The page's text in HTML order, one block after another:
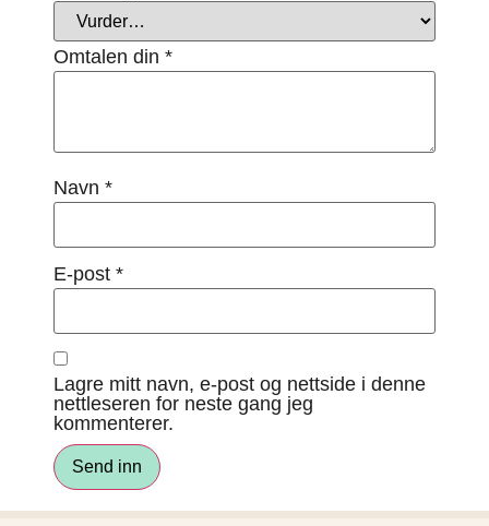
Omtalen din *
Navn *
E-post *
Lagre mitt navn, e-post og nettside i denne
nettleseren for neste gang jeg
kommenterer.